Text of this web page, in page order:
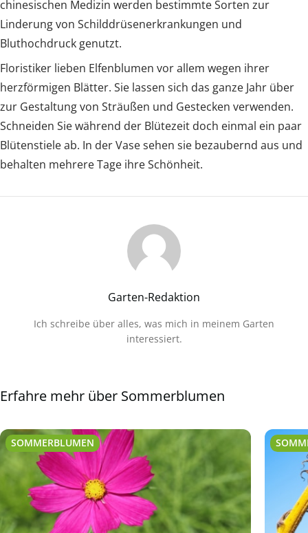
chinesischen Medizin werden bestimmte Sorten zur
Linderung von Schilddrüsenerkrankungen und
Bluthochdruck genutzt.
Floristiker lieben Elfenblumen vor allem wegen ihrer
herzförmigen Blätter. Sie lassen sich das ganze Jahr über
zur Gestaltung von Sträußen und Gestecken verwenden.
Schneiden Sie während der Blütezeit doch einmal ein paar
Blütenstiele ab. In der Vase sehen sie bezaubernd aus und
behalten mehrere Tage ihre Schönheit.
Garten-Redaktion
Ich schreibe über alles, was mich in meinem Garten
interessiert.
Erfahre mehr über Sommerblumen
SOMMERBLUMEN